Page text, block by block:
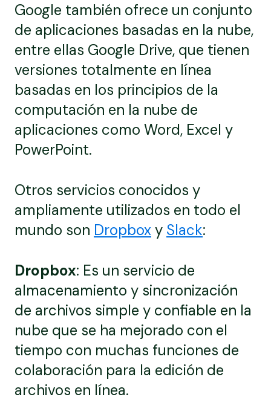
Google también ofrece un conjunto
de aplicaciones basadas en la nube,
entre ellas Google Drive, que tienen
versiones totalmente en línea
basadas en los principios de la
computación en la nube de
aplicaciones como Word, Excel y
PowerPoint.
Otros servicios conocidos y
ampliamente utilizados en todo el
mundo son Dropboxy Slack:
Dropbox: Es un servicio de
almacenamiento y sincronización
de archivos simple y confiable en la
nube que se ha mejorado con el
tiempo con muchas funciones de
colaboración para la edición de
archivos en línea.